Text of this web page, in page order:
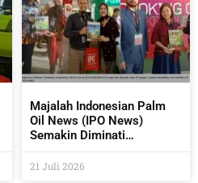
Majalah Indonesian Palm
Oil News (IPO News)
Semakin Diminati
Industri Pendukungnya
21 Juli 2026